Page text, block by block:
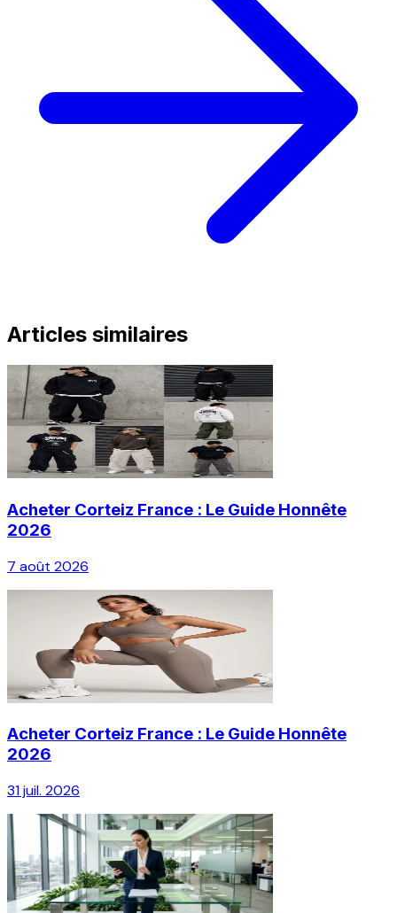
Articles similaires
Acheter Corteiz France : Le Guide Honnête
2026
7 août 2026
Acheter Corteiz France : Le Guide Honnête
2026
31 juil. 2026